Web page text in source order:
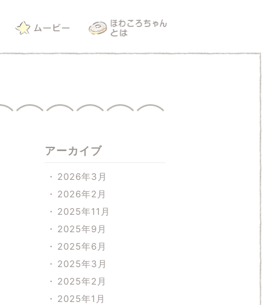
アーカイブ
2026年3月
2026年2月
2025年11月
2025年9月
2025年6月
2025年3月
2025年2月
2025年1月